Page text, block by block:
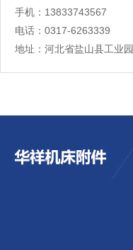
手机：13833743567
电话：0317-6263339
地址：河北省盐山县工业园